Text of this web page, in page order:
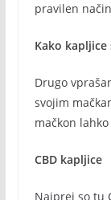
pravilen
Kako
Drugo
svojim
mačkon
CBD kapljice
Najprej so tu